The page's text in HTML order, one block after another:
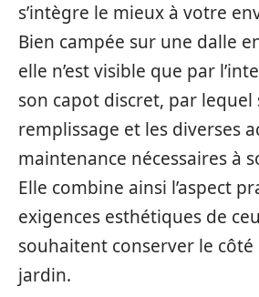
s’intègre le mieux à votre
Bien campée sur une dalle
elle n’est visible que par
son capot discret, par lequel
remplissage et les diverses
maintenance nécessaires à
Elle combine ainsi l’aspect
exigences esthétiques de
souhaitent conserver le
jardin.